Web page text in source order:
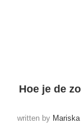
Hoe je de
written by Mariska